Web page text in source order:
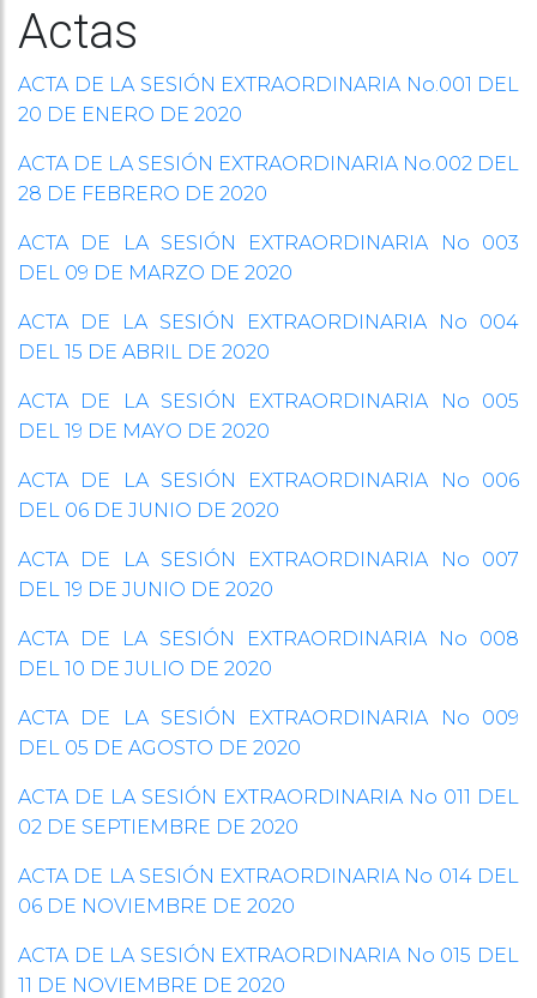
Actas
ACTA DE LA SESIÓN EXTRAORDINARIA No.001 DEL
20 DE ENERO DE 2020
ACTA DE LA SESIÓN EXTRAORDINARIA No.002 DEL
28 DE FEBRERO DE 2020
ACTA DE LA SESIÓN EXTRAORDINARIA No 003
DEL 09 DE MARZO DE 2020
ACTA DE LA SESIÓN EXTRAORDINARIA No 004
DEL 15 DE ABRIL DE 2020
ACTA DE LA SESIÓN EXTRAORDINARIA No 005
DEL 19 DE MAYO DE 2020
ACTA DE LA SESIÓN EXTRAORDINARIA No 006
DEL 06 DE JUNIO DE 2020
ACTA DE LA SESIÓN EXTRAORDINARIA No 007
DEL 19 DE JUNIO DE 2020
ACTA DE LA SESIÓN EXTRAORDINARIA No 008
DEL 10 DE JULIO DE 2020
ACTA DE LA SESIÓN EXTRAORDINARIA No 009
DEL 05 DE AGOSTO DE 2020
ACTA DE LA SESIÓN EXTRAORDINARIA No 011 DEL
02 DE SEPTIEMBRE DE 2020
ACTA DE LA SESIÓN EXTRAORDINARIA No 014 DEL
06 DE NOVIEMBRE DE 2020
ACTA DE LA SESIÓN EXTRAORDINARIA No 015 DEL
11 DE NOVIEMBRE DE 2020